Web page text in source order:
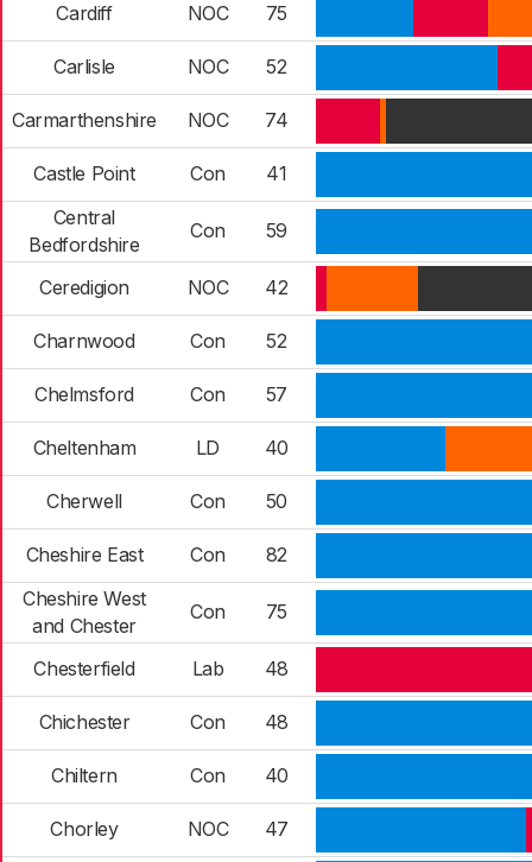
Cardiff NOC 75
Carlisle NOC 52
Carmarthenshire NOC 74
Castle Point Con
41
Central
Bedfordshire
Con 59
Ceredigion NOC 42
Charnwood Con 52
Chelmsford Con 57
Cheltenham LD 40
Cherwell Con 50
Cheshire East Con
82
Cheshire West
and Chester
Con 75
Chesterfield Lab 48
Chichester Con 48
Chiltern Con 40
Chorley NOC 47